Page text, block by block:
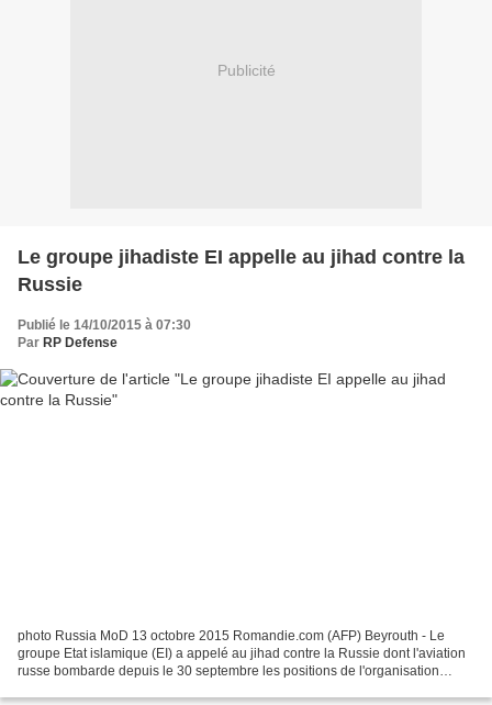
Publicité
Le groupe jihadiste EI appelle au jihad contre la
Russie
Publié le 14/10/2015 à 07:30
Par RP Defense
photo Russia MoD 13 octobre 2015 Romandie.com (AFP) Beyrouth - Le
groupe Etat islamique (EI) a appelé au jihad contre la Russie dont l'aviation
russe bombarde depuis le 30 septembre les positions de l'organisation